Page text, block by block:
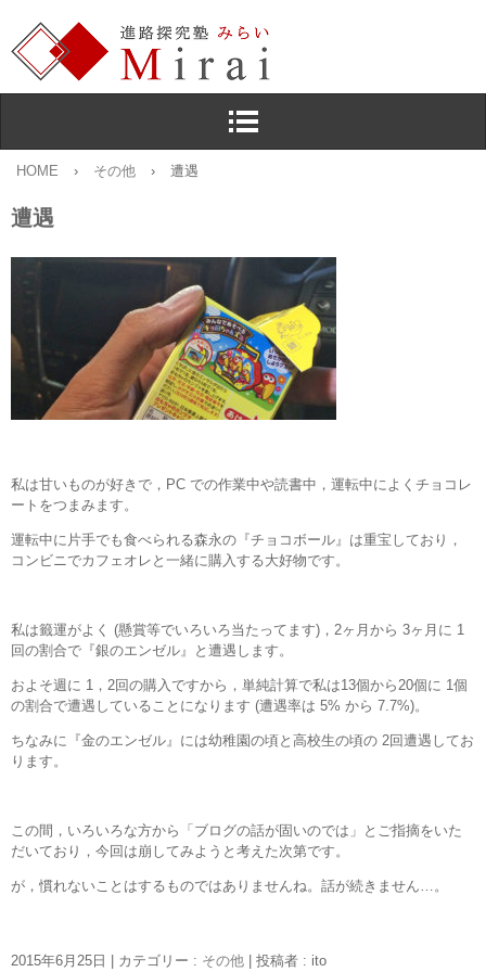
HOME › その他 › 遭遇
遭遇
私は甘いものが好きで，PC での作業中や読書中，運転中によくチョコレ
ートをつまみます。
運転中に片手でも食べられる森永の『チョコボール』は重宝しており，
コンビニでカフェオレと一緒に購入する大好物です。
私は籤運がよく (懸賞等でいろいろ当たってます)，2ヶ月から 3ヶ月に 1
回の割合で『銀のエンゼル』と遭遇します。
およそ週に 1，2回の購入ですから，単純計算で私は13個から20個に 1個
の割合で遭遇していることになります (遭遇率は 5% から 7.7%)。
ちなみに『金のエンゼル』には幼稚園の頃と高校生の頃の 2回遭遇してお
ります。
この間，いろいろな方から「ブログの話が固いのでは」とご指摘をいた
だいており，今回は崩してみようと考えた次第です。
が，慣れないことはするものではありませんね。話が続きません…。
2015年6月25日 カテゴリー : その他 投稿者 : ito